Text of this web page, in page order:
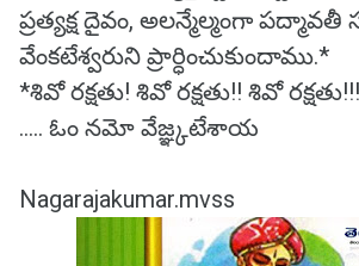
ప్రత్యక్ష దైవం, అలన్మేల్మంగా
వేంకటేశ్వరుని ప్రార్ధించుకుందాము.*
*శివో రక్షతు! శివో రక్షతు!! శివో
..... ఓం నమో వేజ్ఞ్కటేశాయ
Nagarajakumar.mvss